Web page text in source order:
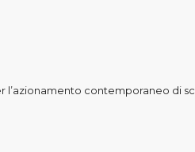
l’azionamento contemporaneo di